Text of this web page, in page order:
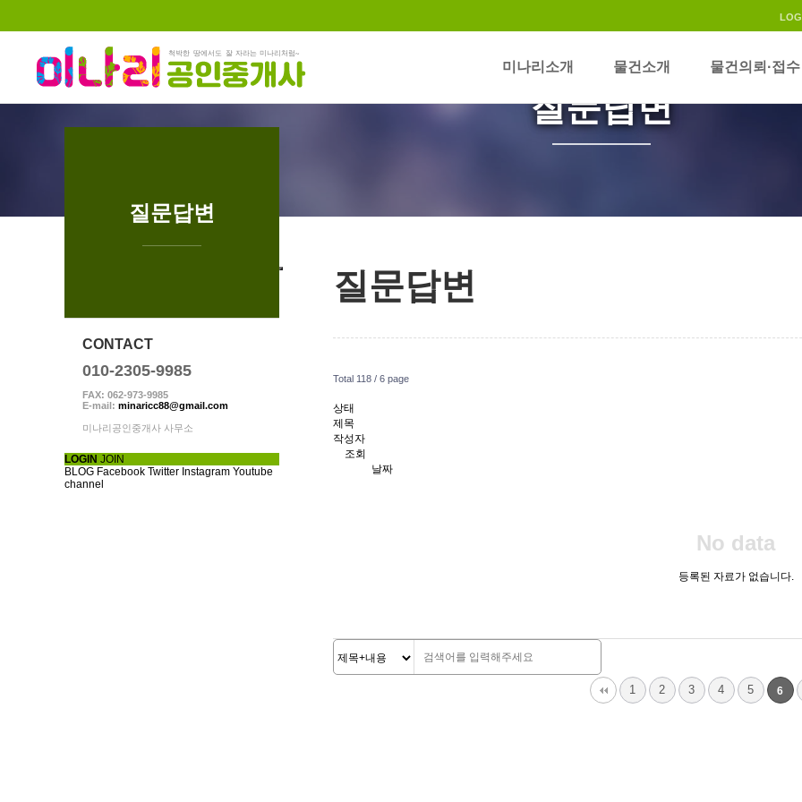
미나리소개 물건소개 물건의뢰·접수
하위분류 하위분류
질문답변
질문답변
Total 118 / 6 page
상태
제목
작성자
조회
날짜
No data
등록된 자료가 없습니다.
1 2 3 4 5 6
질문답변
CONTACT
010-2305-9985
FAX: 062-973-9985
E-mail: minaricc88@gmail.com
미나리공인중개사 사무소
LOGIN JOIN
BLOG Facebook Twitter Instagram Youtube
channel